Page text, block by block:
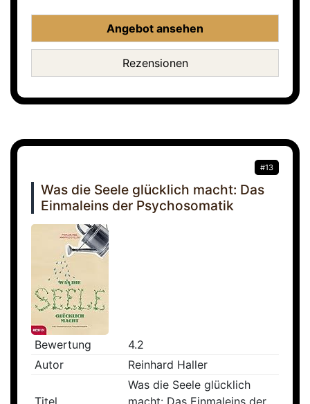
Angebot ansehen
Rezensionen
#13
Was die Seele glücklich macht: Das
Einmaleins der Psychosomatik
Bewertung
4.2
Autor
Reinhard Haller
Was die Seele glücklich